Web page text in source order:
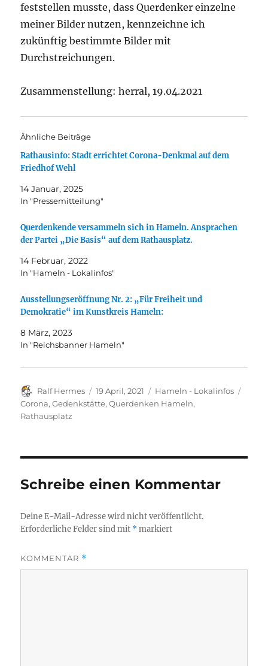
feststellen musste, dass Querdenker einzelne
meiner Bilder nutzen, kennzeichne ich
zukünftig bestimmte Bilder mit
Durchstreichungen.
Zusammenstellung: herral, 19.04.2021
Ähnliche Beiträge
Rathausinfo: Stadt errichtet Corona-Denkmal auf dem
Friedhof Wehl
14 Januar, 2025
In "Pressemitteilung"
Querdenkende versammeln sich in Hameln. Ansprachen
der Partei „Die Basis“ auf dem Rathausplatz.
14 Februar, 2022
In "Hameln - Lokalinfos"
Ausstellungseröffnung Nr. 2: „Für Freiheit und
Demokratie“ im Kunstkreis Hameln:
8 März, 2023
In "Reichsbanner Hameln"
Autor
Ralf Hermes
Veröffentlicht
am
19 April, 2021 Kategorien
Hameln - Lokalinfos
Corona,Gedenkstätte,Querdenken Hameln,
Rathausplatz
Schreibe einen Kommentar
Deine E-Mail-Adresse wird nicht veröffentlicht.
Erforderliche Felder sind mit *markiert
KOMMENTAR *